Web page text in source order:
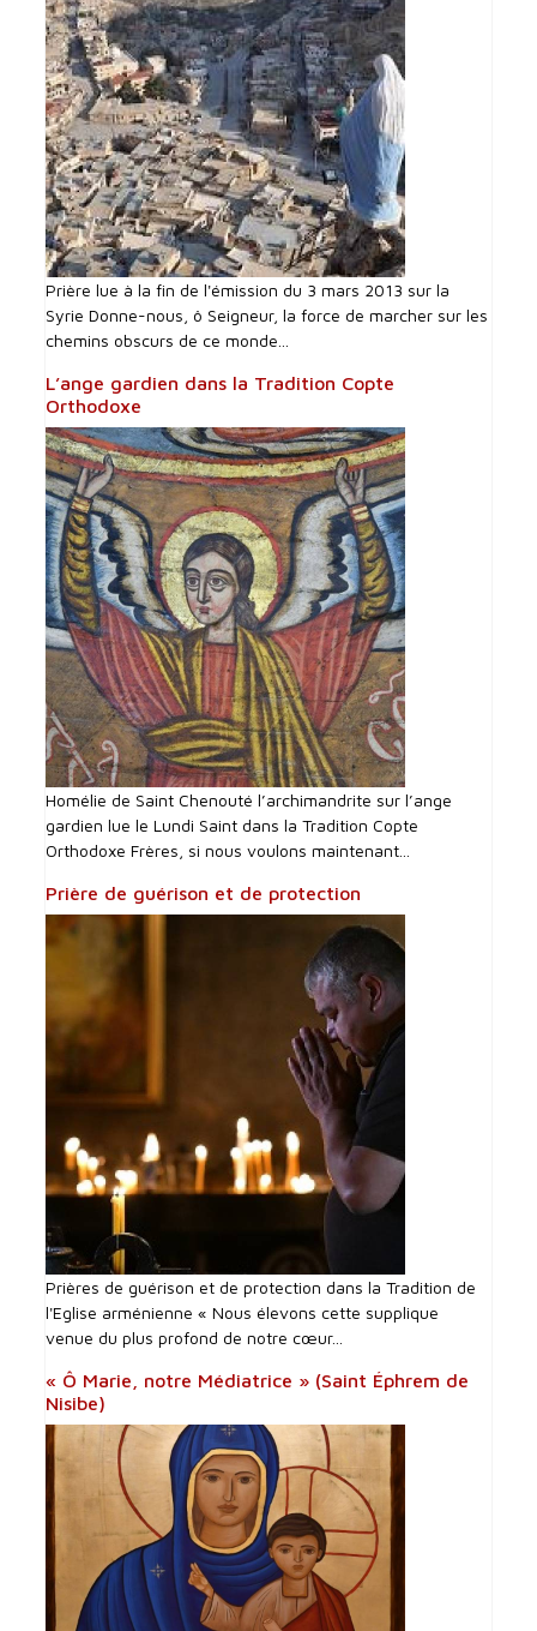
Prière lue à la fin de l'émission du 3 mars 2013 sur la
Syrie Donne-nous, ô Seigneur, la force de marcher sur les
chemins obscurs de ce monde...
L’ange gardien dans la Tradition Copte
Orthodoxe
Homélie de Saint Chenouté l’archimandrite sur l’ange
gardien lue le Lundi Saint dans la Tradition Copte
Orthodoxe Frères, si nous voulons maintenant...
Prière de guérison et de protection
Prières de guérison et de protection dans la Tradition de
l'Eglise arménienne « Nous élevons cette supplique
venue du plus profond de notre cœur...
« Ô Marie, notre Médiatrice » (Saint Éphrem de
Nisibe)